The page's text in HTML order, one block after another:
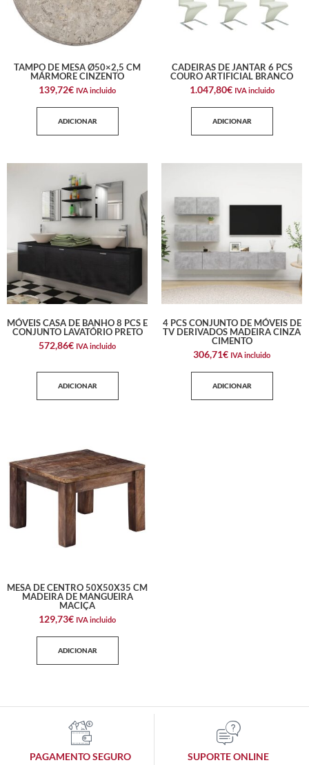
TAMPO DE MESA Ø50×2,5 CM
MÁRMORE CINZENTO
139,72€ IVA incluido
ADICIONAR
CADEIRAS DE JANTAR 6 PCS
COURO ARTIFICIAL BRANCO
1.047,80€ IVA incluido
ADICIONAR
MÓVEIS CASA DE BANHO 8 PCS E
CONJUNTO LAVATÓRIO PRETO
572,86€ IVA incluido
ADICIONAR
4 PCS CONJUNTO DE MÓVEIS DE
TV DERIVADOS MADEIRA CINZA
CIMENTO
306,71€ IVA incluido
ADICIONAR
MESA DE CENTRO 50X50X35 CM
MADEIRA DE MANGUEIRA
MACIÇA
129,73€ IVA incluido
ADICIONAR
PAGAMENTO SEGURO SUPORTE ONLINE